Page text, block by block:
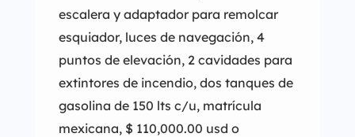
escalera y adaptador para remolcar
esquiador, luces de navegación, 4
puntos de elevación, 2 cavidades para
extintores de incendio, dos tanques de
gasolina de 150 lts c/u, matrícula
mexicana, $ 110,000.00 usd o